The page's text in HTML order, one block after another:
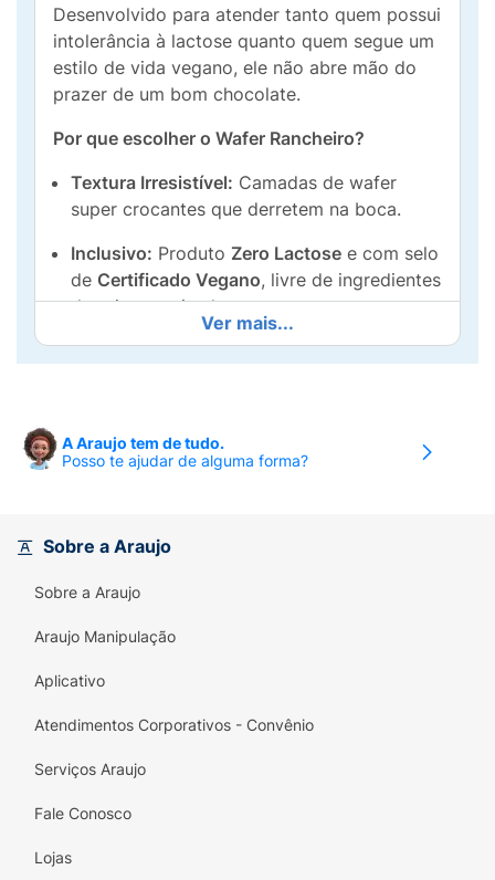
Desenvolvido para atender tanto quem possui
intolerância à lactose quanto quem segue um
estilo de vida vegano, ele não abre mão do
prazer de um bom chocolate.
Por que escolher o Wafer Rancheiro?
Textura Irresistível: Camadas de wafer
super crocantes que derretem na boca.
Inclusivo: Produto Zero Lactose e com selo
de Certificado Vegano, livre de ingredientes
de origem animal.
Sabor Intenso:Recheio de chocolate rico e
Praticidade:A embalagem de 78g é o
tamanho ideal para levar na mochila,
Desfrute de um clássico sem abrir mão da sua
qualidade e confiança em cada mordida.
Ver mais...
A Araujo tem de tudo.
Posso te ajudar de alguma forma?
Sobre a Araujo
Sobre a Araujo
Araujo Manipulação
Aplicativo
Atendimentos Corporativos - Convênio
Serviços Araujo
Fale Conosco
Lojas